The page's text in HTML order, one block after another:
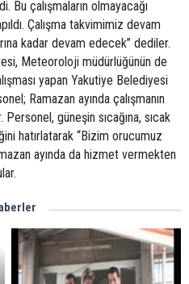
Bu çalışmaların olmayacağı
Çalışma takvimimiz devam
kadar devam edecek” dediler.
Meteoroloji müdürlüğünün de
yapan Yakutiye Belediyesi
Ramazan ayında çalışmanın
güneşin sıcağına, sıcak
hatırlatarak “Bizim orucumuz
ayında da hizmet vermekten